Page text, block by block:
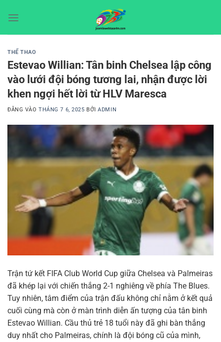
qua
THỂ THAO
Estevao Willian: Tân binh Chelsea lập công
vào lưới đội bóng tương lai, nhận được lời
khen ngợi hết lời từ HLV Maresca
ĐĂNG VÀOTHÁNG 7 6, 2025 BỞIADMIN
Trận tứ kết FIFA Club World Cup giữa Chelsea và Palmeiras
đã khép lại với chiến thắng 2-1 nghiêng về phía The Blues.
Tuy nhiên, tâm điểm của trận đấu không chỉ nằm ở kết quả
cuối cùng mà còn ở màn trình diễn ấn tượng của tân binh
Estevao Willian. Cầu thủ trẻ 18 tuổi này đã ghi bàn thắng
duy nhất cho Palmeiras, chính là đội bóng cũ của mình,